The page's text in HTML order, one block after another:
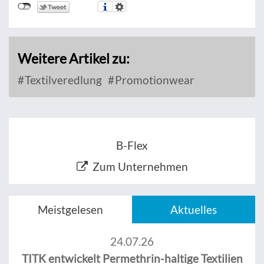
Weitere Artikel zu:
Textilveredlung Promotionwear
B-Flex
Zum Unternehmen
Meistgelesen Aktuelles
24.07.26
TITK entwickelt Permethrin-haltige Textilien